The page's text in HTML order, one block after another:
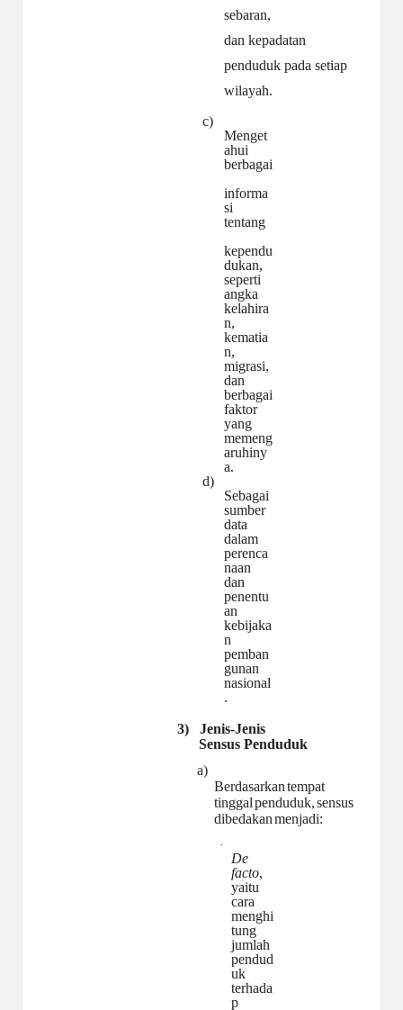
sebaran,
dan kepadatan
penduduk pada setiap
wilayah.
c)
Menget
ahui
berbagai
informa
si
tentang
kependu
dukan,
seperti
angka
kelahira
n,
kematia
n,
migrasi,
dan
berbagai
faktor
yang
memeng
aruhiny
a.
d)
Sebagai
sumber
data
dalam
perenca
naan
dan
penentu
an
kebijaka
n
pemban
gunan
nasional
.
3)
Jenis-Jenis
Sensus Penduduk
a)
Berdasarkantempat
tinggalpenduduk,sensus
dibedakanmenjadi:
·
De
facto,
yaitu
cara
menghi
tung
jumlah
pendud
uk
terhada
p